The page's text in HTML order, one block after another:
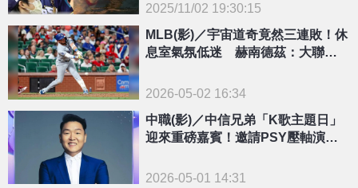
{PLAYICON}
2025/11/02 19:30:15
MLB(影)／宇宙道奇竟然三連敗！休
息室氣氛低迷 赫南德茲：大聯盟
2026-05-02 16:34
中職(影)／中信兄弟「K歌主題日」
迎來重磅嘉賓！邀請PSY壓軸演出
2026-05-01 14:31